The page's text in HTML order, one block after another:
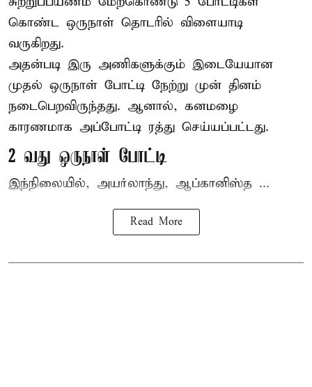
கொண்ட ஒருநாள் தொடரில் விளையாடி
வருகிறது.
அதன்படி இரு அணிகளுக்கும் இடையேயான
முதல் ஒருநாள் போட்டி நேற்று முன் தினம்
நடைபெறவிருந்தது. ஆனால், கனமழை
காரணமாக அப்போட்டி ரத்து செய்யப்பட்டது.
2 வது ஒருநாள் போட்டி
இந்நிலையில், அயர்லாந்து, ஆப்கானிஸ்த ...
Read More